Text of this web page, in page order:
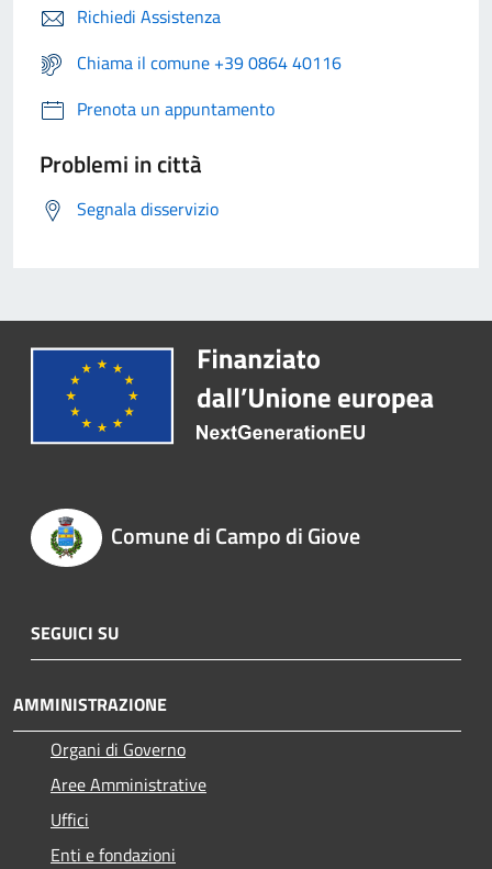
Richiedi Assistenza
Chiama il comune +39 0864 40116
Prenota un appuntamento
Problemi in città
Segnala disservizio
Comune di Campo di Giove
SEGUICI SU
AMMINISTRAZIONE
Organi di Governo
Aree Amministrative
Uffici
Enti e fondazioni